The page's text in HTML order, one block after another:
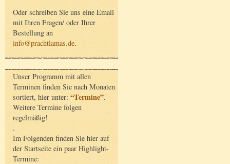
Oder schreiben Sie uns eine Email
mit Ihren Fragen/ oder Ihrer
Bestellung an
info@prachtlamas.de.
Unser Programm mit allen
Terminen finden Sie nach Monaten
sortiert, hier unter: “Termine”.
Weitere Termine folgen
regelmäßig!
.
Im Folgenden finden Sie hier auf
der Startseite ein paar Highlight-
Termine: